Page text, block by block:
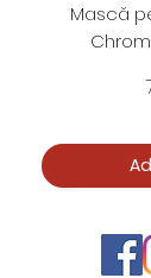
Mască